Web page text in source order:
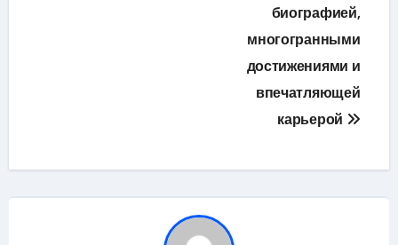
биографией,
многогранными
достижениями и
впечатляющей
карьерой